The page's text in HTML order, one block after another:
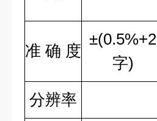
准 确 度
±(0.5%+2
字)
分辨率